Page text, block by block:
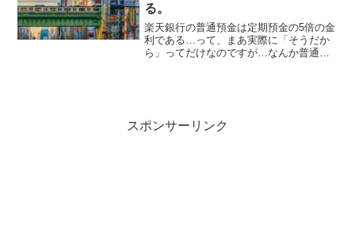
る。
楽天銀行の普通預金は定期預金の5倍の金
利である…って、まあ実際に「そうだか
ら」ってだけなのですが…なんか普通に
スポンサーリンク